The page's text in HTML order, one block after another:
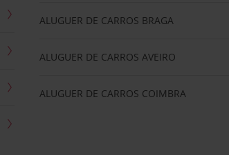
ALUGUER DE CARROS BRAGA
ALUGUER DE CARROS AVEIRO
ALUGUER DE CARROS COIMBRA